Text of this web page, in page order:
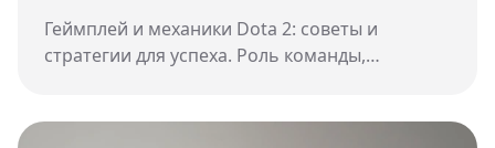
Геймплей и механики Dota 2: советы и
стратегии для успеха. Роль команды,